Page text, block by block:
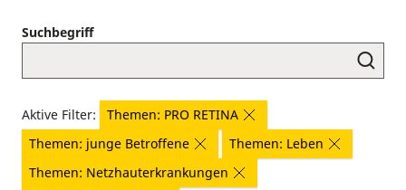
Suchbegriff
Aktive Filter:
Themen: PRO RETINA
Themen: junge Betroffene
Themen: Leben
Themen: Netzhauterkrankungen